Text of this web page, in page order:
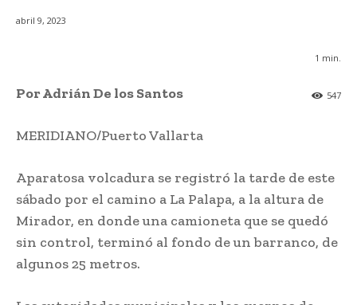
abril 9, 2023
1 min.
547
Por Adrián De los Santos
MERIDIANO/Puerto Vallarta
Aparatosa volcadura se registró la tarde de este
sábado por el camino a La Palapa, a la altura de
Mirador, en donde una camioneta que se quedó
sin control, terminó al fondo de un barranco, de
algunos 25 metros.